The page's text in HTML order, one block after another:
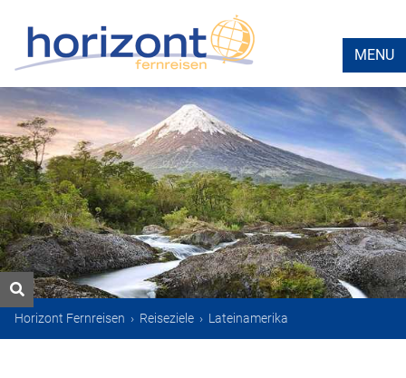
MENU
Horizont Fernreisen › Reiseziele › Lateinamerika